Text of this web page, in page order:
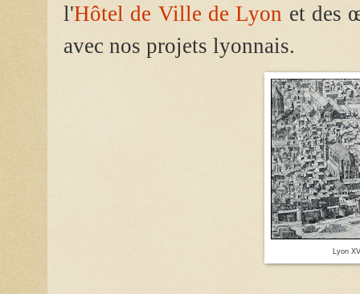
l'Hôtel de Ville de Lyon et des
avec nos projets lyonnais.
Lyon